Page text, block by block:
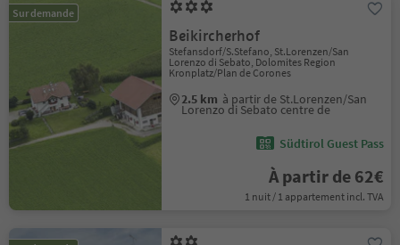
Sur demande
Beikircherhof
Stefansdorf/S.Stefano, St.Lorenzen/San
Lorenzo di Sebato, Dolomites Region
Kronplatz/Plan de Corones
2.5 km à partir de St.Lorenzen/San
Lorenzo di Sebato centre de
Südtirol Guest Pass
À partir de 62€
1 nuit / 1 appartement incl. TVA